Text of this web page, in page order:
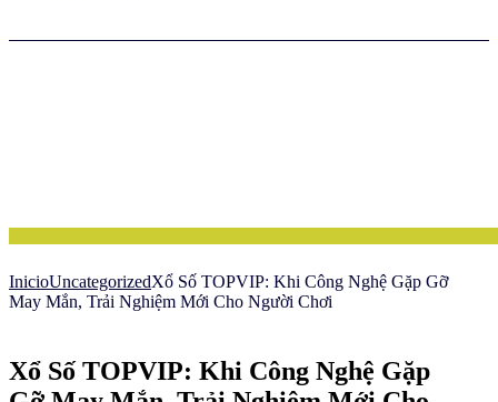
InicioUncategorizedXổ Số TOPVIP: Khi Công Nghệ Gặp Gỡ
May Mắn, Trải Nghiệm Mới Cho Người Chơi
Xổ Số TOPVIP: Khi Công Nghệ Gặp